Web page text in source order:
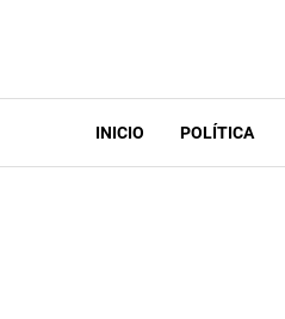
INICIO POLÍTICA